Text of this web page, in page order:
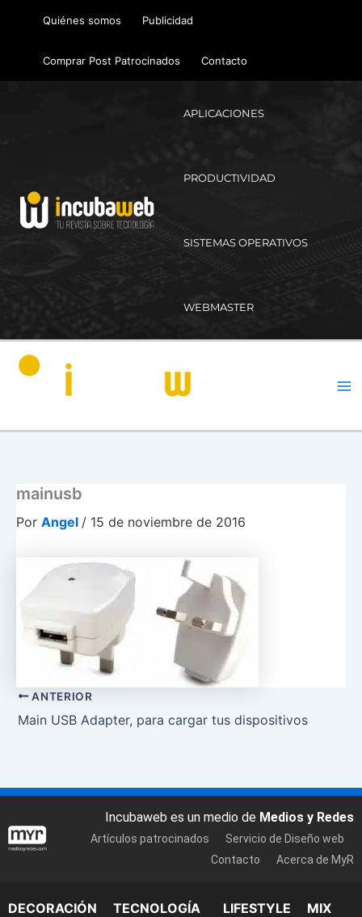
Quiénes somos Publicidad
Comprar Post Patrocinados Contacto
APLICACIONES
PRODUCTIVIDAD
SISTEMAS OPERATIVOS
WEBMASTER
mainusb
Por Angel / 15 de noviembre de 2016
ANTERIOR
Main USB Adapter, para cargar tus dispositivos
Incubaweb es un medio de Medios y Redes
Artículos patrocinados
Servicio de Diseño web
Contacto
Acerca de MyR
DECORACIÓN TECNOLOGÍA LIFESTYLE MIX